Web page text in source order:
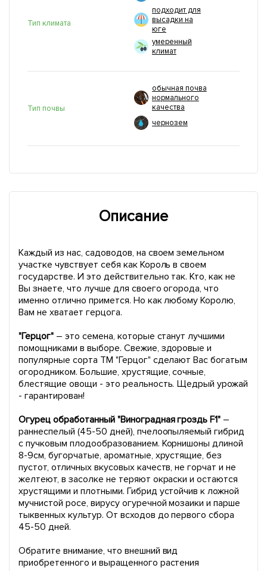
Тип климата
подходит для
высадки на
юге
умеренный
климат
Тип почвы
обычная почва
нормального
качества
чернозем
Описание
Каждый из нас, садоводов, на своем земельном
участке чувствует себя как Король в своем
государстве. И это действительно так. Кто, как не
Вы знаете, что лучше для своего огорода, что
именно отлично примется. Но как любому Королю,
Вам не хватает герцога.
"Герцог"– это семена, которые станут лучшими
помощниками в выборе. Свежие, здоровые и
популярные сорта ТМ "Герцог" сделают Вас богатым
огородником. Большие, хрустящие, сочные,
блестящие овощи - это реальность. Щедрый урожай
- гарантирован!
Огурец обработанный "Виноградная гроздь F1" –
раннеспелый (45-50 дней), пчелоопыляемый гибрид
с пучковым плодообразованием. Корнишоны длиной
8-9см, бугорчатые, ароматные, хрустящие, без
пустот, отличных вкусовых качеств, не горчат и не
желтеют, в засолке не теряют окраски и остаются
хрустящими и плотными. Гибрид устойчив к ложной
мучнистой росе, вирусу огуречной мозаики и парше
тыквенных культур. От всходов до первого сбора
45-50 дней.
Обратите внимание, что внешний вид
приобретенного и выращенного растения